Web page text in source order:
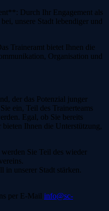
Durch Ihr Engagement als
unsere Stadt lebendiger und
Traineramt bietet Ihnen die
Organisation und
der das Potenzial junger
ein, Teil des Trainerteams
Egal, ob Sie bereits
Ihnen die Unterstützung,
Sie Teil des wieder
in unserer Stadt stärken.
per E-Mail info@sc-